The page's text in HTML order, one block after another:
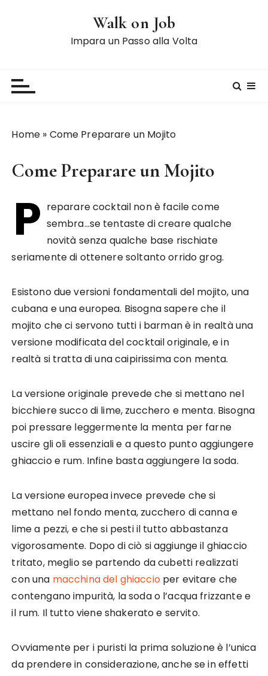
Walk on Job
Impara un Passo alla Volta
Home » Come Preparare un Mojito
Come Preparare un Mojito
P reparare cocktail non è facile come
sembra…se tentaste di creare qualche
novità senza qualche base rischiate
seriamente di ottenere soltanto orrido grog.
Esistono due versioni fondamentali del mojito, una
cubana e una europea. Bisogna sapere che il
mojito che ci servono tutti i barman è in realtà una
versione modificata del cocktail originale, e in
realtà si tratta di una caipirissima con menta.
La versione originale prevede che si mettano nel
bicchiere succo di lime, zucchero e menta. Bisogna
poi pressare leggermente la menta per farne
uscire gli oli essenziali e a questo punto aggiungere
ghiaccio e rum. Infine basta aggiungere la soda.
La versione europea invece prevede che si
mettano nel fondo menta, zucchero di canna e
lime a pezzi, e che si pesti il tutto abbastanza
vigorosamente. Dopo di ciò si aggiunge il ghiaccio
tritato, meglio se partendo da cubetti realizzati
con una macchina del ghiaccioper evitare che
contengano impurità, la soda o l’acqua frizzante e
il rum. Il tutto viene shakerato e servito.
Ovviamente per i puristi la prima soluzione è l’unica
da prendere in considerazione, anche se in effetti